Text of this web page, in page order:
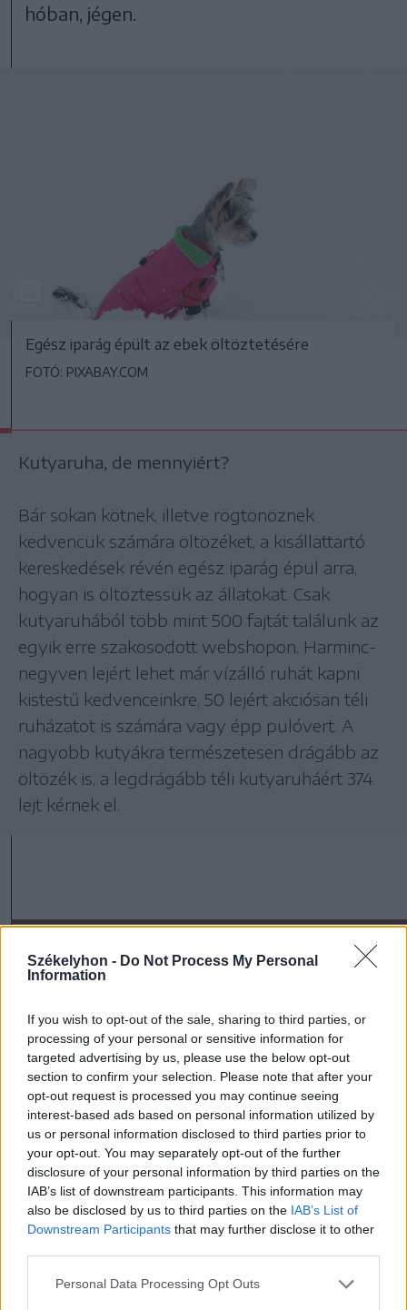
Székelyhon - Do Not Process My Personal
Information
If you wish to opt-out of the sale, sharing to third parties, or
processing of your personal or sensitive information for
targeted advertising by us, please use the below opt-out
section to confirm your selection. Please note that after your
opt-out request is processed you may continue seeing
interest-based ads based on personal information utilized by
us or personal information disclosed to third parties prior to
your opt-out. You may separately opt-out of the further
disclosure of your personal information by third parties on the
IAB’s list of downstream participants. This information may
also be disclosed by us to third parties on the IAB’s List of
Downstream Participants that may further disclose it to other
Personal Data Processing Opt Outs
hóban, jégen.
Egész iparág épült az ebek öltöztetésére
FOTÓ: PIXABAY.COM
Kutyaruha, de mennyiért?
Bár sokan kötnek, illetve rögtönöznek
kedvencük számára öltözéket, a kisállattartó
kereskedések révén egész iparág épül arra,
hogyan is öltöztessük az állatokat. Csak
kutyaruhából több mint 500 fajtát találunk az
egyik erre szakosodott webshopon. Harminc-
negyven lejért lehet már vízálló ruhát kapni
kistestű kedvenceinkre, 50 lejért akciósan téli
ruházatot is számára vagy épp pulóvert. A
nagyobb kutyákra természetesen drágább az
öltözék is, a legdrágább téli kutyaruháért 374
lejt kérnek el.
szóljon hozzá!
Ezek is érdekelhetik
Tizenegy település maradhat